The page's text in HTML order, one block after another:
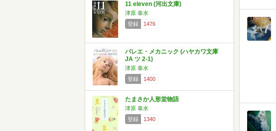
11 eleven (河出文庫)
津原 泰水
登録
1476
バレエ・メカニック (ハヤカワ文庫
JA ツ 2-1)
津原 泰水
登録
1400
たまさか人形堂物語
津原 泰水
登録
1340